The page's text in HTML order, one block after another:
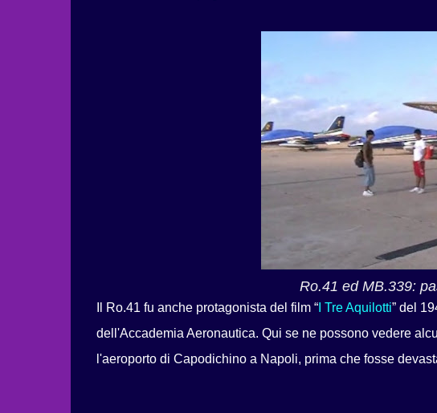
Ro.41 ed MB.339:
Il Ro.41 fu anche protagonista del film “I Tre Aquilotti” del
dell'Accademia Aeronautica. Qui se ne possono vedere
l'aeroporto di Capodichino a Napoli, prima che fosse